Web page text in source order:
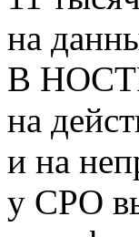
на
В
на
и на
у СРО